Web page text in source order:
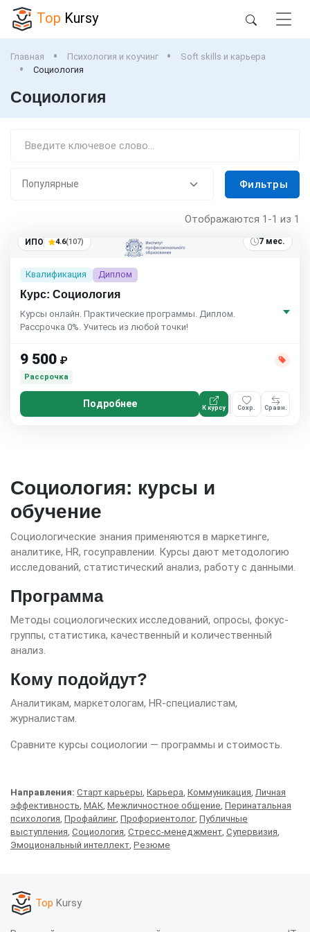
Top Kursy
Главная Психология и коучинг
Soft skills и карьера
Социология
Социология
Фильтры
Отображаются 1-1 из 1
ИПО 4.6(107) 7 мес.
Квалификация Диплом
Курс: Социология
Курсы онлайн. Практические программы. Диплом.
Рассрочка 0%. Учитесь из любой точки!
9 500 ₽
Рассрочка
Подробнее К курсу Сохр. Сравн.
Социология: курсы и
обучение
Социологические знания применяются в маркетинге,
аналитике, HR, госуправлении. Курсы дают методологию
исследований, статистический анализ, работу с данными.
Программа
Методы социологических исследований, опросы, фокус-
группы, статистика, качественный и количественный
анализ.
Кому подойдут?
Аналитикам, маркетологам, HR-специалистам,
журналистам.
Сравните курсы социологии — программы и стоимость.
Направления: Старт карьеры Карьера Коммуникация Личная
эффективность МАК Межличностное общение Перинатальная
психология Профайлинг, Профориентолог, Публичные
выступления Социология Стресс-менеджмент Супервизия
Эмоциональный интеллект Резюме
Top Kursy